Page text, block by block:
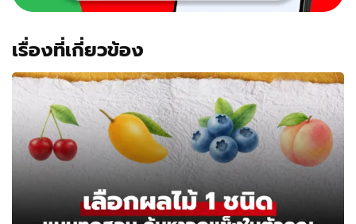
เรื่องที่เกี่ยวข้อง